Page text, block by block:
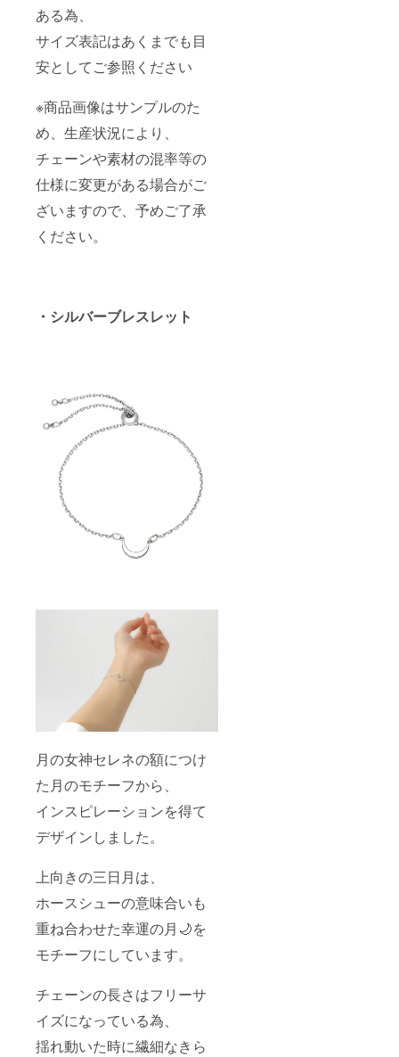
ある為、
サイズ表記はあくまでも目
安としてご参照ください
※商品画像はサンプルのた
め、生産状況により、
チェーンや素材の混率等の
仕様に変更がある場合がご
ざいますので、予めご了承
ください。
・シルバーブレスレット
月の女神セレネの額につけ
た月のモチーフから、
インスピレーションを得て
デザインしました。
上向きの三日月は、
ホースシューの意味合いも
重ね合わせた幸運の月🌙を
モチーフにしています。
チェーンの長さはフリーサ
イズになっている為、
揺れ動いた時に繊細なきら